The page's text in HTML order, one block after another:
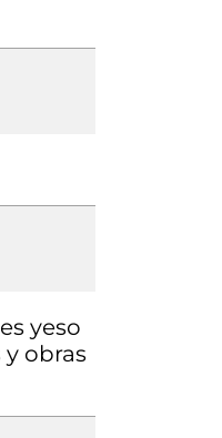
yeso
obras